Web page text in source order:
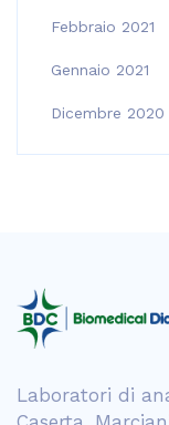
Febbraio 2021
Gennaio 2021
Dicembre 2020
Laboratori di